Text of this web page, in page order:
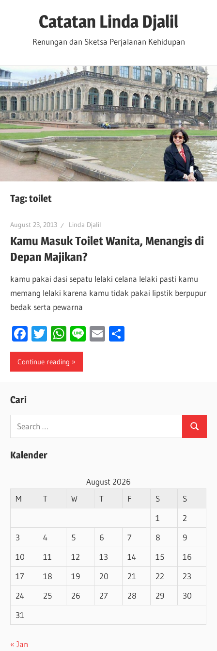
Catatan Linda Djalil
Renungan dan Sketsa Perjalanan Kehidupan
Tag:toilet
August 23, 2013 Linda Djalil
Kamu Masuk Toilet Wanita, Menangis di
Depan Majikan?
kamu pakai dasi sepatu lelaki celana lelaki pasti kamu
memang lelaki karena kamu tidak pakai lipstik berpupur
bedak serta pewarna
Facebook
Twitter
WhatsApp
LineEmail
Continue reading
Cari
Search
for:
Search
Kalender
August 2026
M
T W T F S
S
1
2
3
4 5 6 7 8
9
10
11 12 13 14 15
16
17
18 19 20 21 22
23
24
25 26 27 28 29
30
31
« Jan